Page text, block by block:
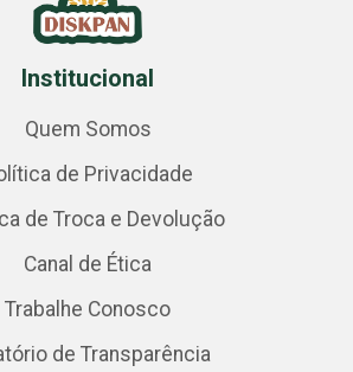
Institucional
Quem Somos
de Privacidade
de Troca e Devolução
Canal de Ética
Trabalhe Conosco
de Transparência